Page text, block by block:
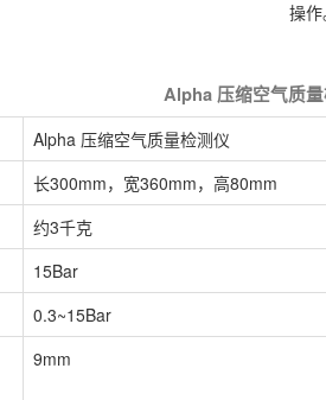
操作
Alpha 压缩空气质
Alpha 压缩空气质量检测仪
长300mm，宽360mm，高80mm
约3千克
15Bar
0.3~15Bar
9mm